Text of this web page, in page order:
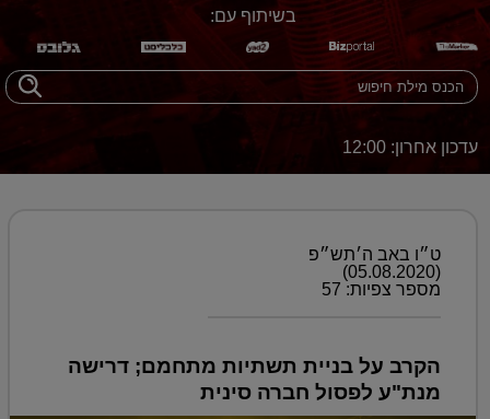
בשיתוף עם:
עדכון אחרון: 12:00
ט״ו באב ה׳תש״פ
(05.08.2020)
מספר צפיות: 57
הקרב על בניית תשתיות מתחמם; דרישה
מנת"ע לפסול חברה סינית